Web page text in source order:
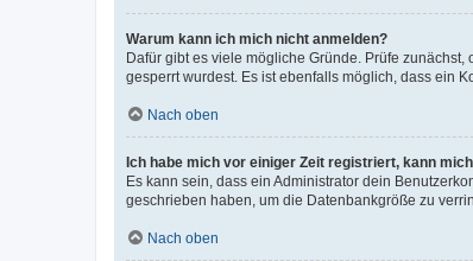
Warum kann ich mich nicht anmelden?
Dafür gibt es viele mögliche Gründe. Prüfe
gesperrt wurdest. Es ist ebenfalls möglich, dass ein
Nach oben
Ich habe mich vor einiger Zeit registriert, kann
Es kann sein, dass ein Administrator dein
geschrieben haben, um die Datenbankgröße zu
Nach oben